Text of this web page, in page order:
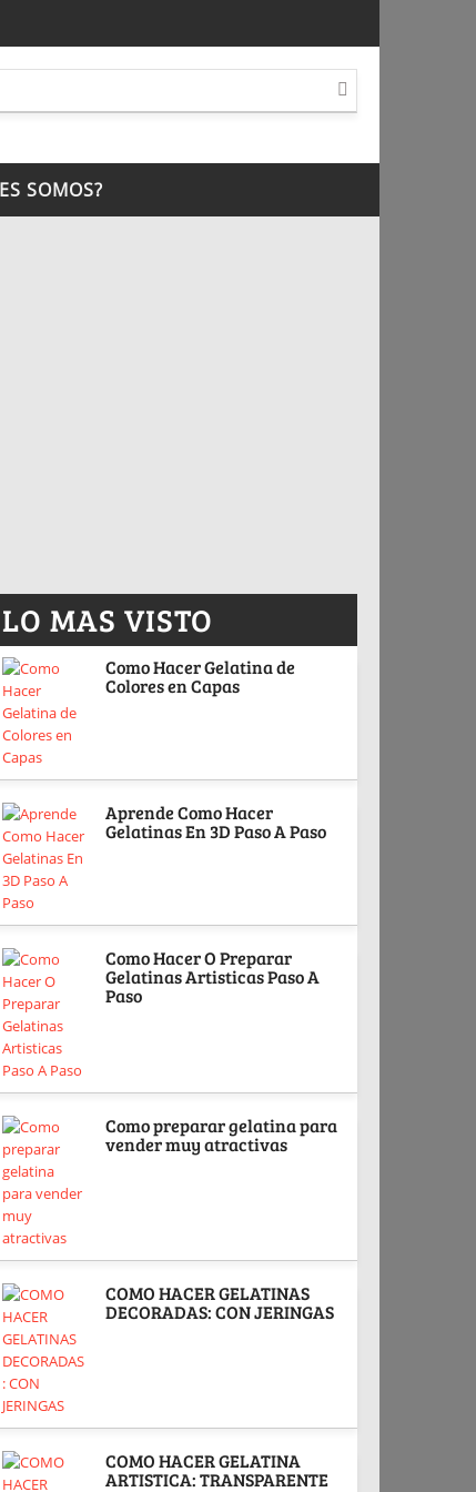
SOMOS?
LO MAS VISTO
Como Hacer Gelatina de
Colores en Capas
Aprende Como Hacer
Gelatinas En 3D Paso A Paso
Como Hacer O Preparar
Gelatinas Artisticas Paso A
Paso
Como preparar gelatina para
vender muy atractivas
COMO HACER GELATINAS
DECORADAS: CON JERINGAS
COMO HACER GELATINA
ARTISTICA: TRANSPARENTE